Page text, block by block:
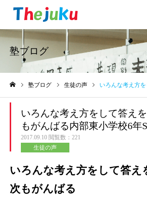
塾ブログ
塾ブログ 生徒の声 いろんな考え方をして答えを出す
いろんな考え方をして答え
もがんばる内部東小学校6年
2017.09.10 閲覧数：221
生徒の声
いろんな考え方をして答え
次もがんばる